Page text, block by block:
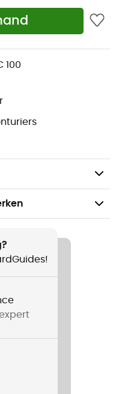
100
veilig te houden